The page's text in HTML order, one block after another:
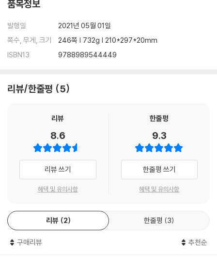
품목정보
발행일
2021년 05월 01일
쪽수, 무게, 크기
246쪽 | 732g | 210*297*20mm
ISBN13
9788989544449
리뷰/한줄평 5
리뷰
8.6
리뷰 쓰기
혜택 및 유의사항
한줄평
9.3
한줄평 쓰기
혜택 및 유의사항
리뷰 2 한줄평 3
구매리뷰 추천순